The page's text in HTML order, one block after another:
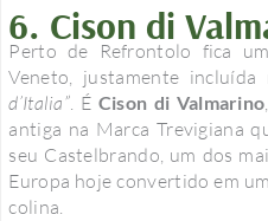
6. Cison di
Perto de Refrontolo fica
Veneto, justamente
d’Italia”. É Cison di Valmarino
antiga na Marca Trevigiana
seu Castelbrando, um dos
Europa hoje convertido em
colina.